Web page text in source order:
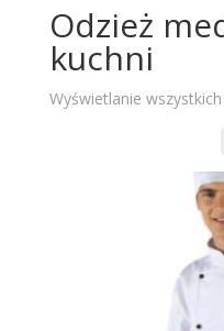
Odzież
kuchni
Wyświetlanie